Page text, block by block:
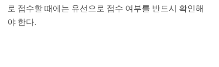
로 접수할 때에는 유선으로 접수 여부를 반드시 확인해
야 한다.